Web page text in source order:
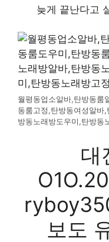
늦게 끝난다고
월평동업소알바,탄방동룸
동룸고정,탄방동여성알바
방동노래방도우미,탄방동
대
보도